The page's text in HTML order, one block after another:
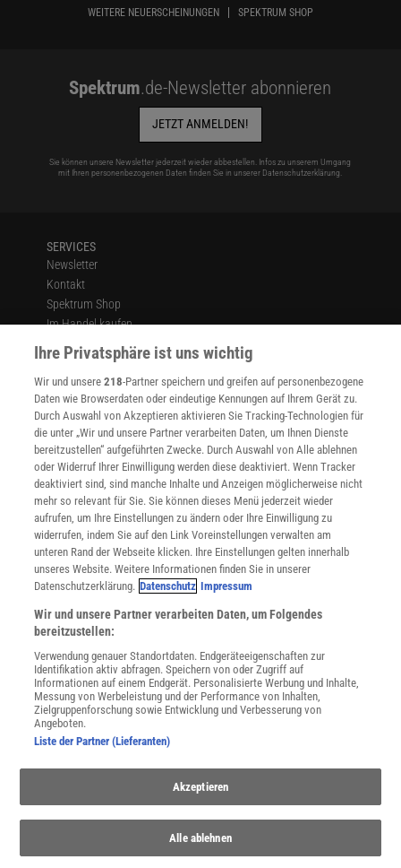
WEITERE NEUERSCHEINUNGEN SPEKTRUM SHOP
Spektrum.de-Newsletter abonnieren
JETZT ANMELDEN!
Sie können unsere Newsletter jederzeit wieder abbestellen. Infos zu unserem Umgang
mit Ihren personenbezogenen Daten finden Sie in unserer Datenschutzerklärung.
SERVICES
Newsletter
Kontakt
Spektrum Shop
Im Handel kaufen
Presse
Verträge kündigen
Widerruf
INFO
Mediadaten
Datenschutz
Nutzungsbedingungen
Cookie-Einstellungen
Utiq verwalten
Nutzungsbasierte Onlinewerbung
Alle Artikel
Impressum
Angebote für Schulen
Angebote für Institutionen
Sprachen lernen mit Gymglish
Lexika
Für Spektrum schreiben
Zugänglichkeitserklärung
WEBSEITEN
KielSCN
Wissenschaft in die Schulen
SciLogs
Ihre Privatsphäre ist uns wichtig
Wir und unsere218-Partner speichern und greifen auf personenbezogene
Daten wie Browserdaten oder eindeutige Kennungen auf Ihrem Gerät zu.
Durch Auswahl von Akzeptieren aktivieren Sie Tracking-Technologien für
die unter „Wir und unsere Partner verarbeiten Daten, um Ihnen Dienste
bereitzustellen“ aufgeführten Zwecke. Durch Auswahl von Alle ablehnen
oder Widerruf Ihrer Einwilligung werden diese deaktiviert. Wenn Tracker
deaktiviert sind, sind manche Inhalte und Anzeigen möglicherweise nicht
mehr so relevant für Sie. Sie können dieses Menü jederzeit wieder
aufrufen, um Ihre Einstellungen zu ändern oder Ihre Einwilligung zu
widerrufen, indem Sie auf den Link Voreinstellungen verwalten am
unteren Rand der Webseite klicken. Ihre Einstellungen gelten innerhalb
unseres Website. Weitere Informationen finden Sie in unserer
Datenschutzerklärung. Datenschutz Impressum
Wir und unsere Partner verarbeiten Daten, um Folgendes
bereitzustellen:
Verwendung genauer Standortdaten. Endgeräteeigenschaften zur
Identifikation aktiv abfragen. Speichern von oder Zugriff auf
Informationen auf einem Endgerät. Personalisierte Werbung und Inhalte,
Messung von Werbeleistung und der Performance von Inhalten,
Zielgruppenforschung sowie Entwicklung und Verbesserung von
Angeboten.
Liste der Partner (Lieferanten)
Akzeptieren
Alle ablehnen